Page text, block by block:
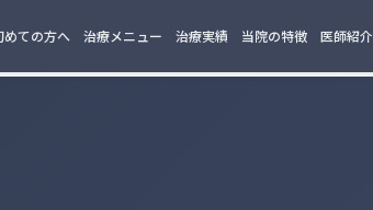
めての方へ 治療メニュー 治療実績 当院の特徴 医師紹介